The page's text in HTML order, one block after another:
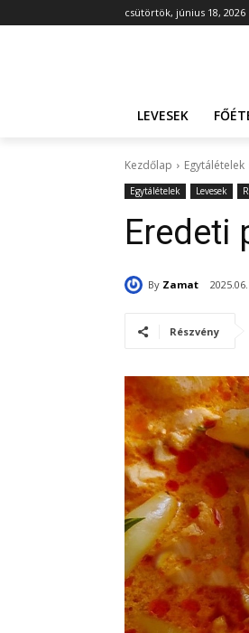
csütörtök, június 18, 2026
LEVESEK
Kezdőlap Egytálételek
Egytálételek Levesek
Eredeti
By Zamat
Részvény